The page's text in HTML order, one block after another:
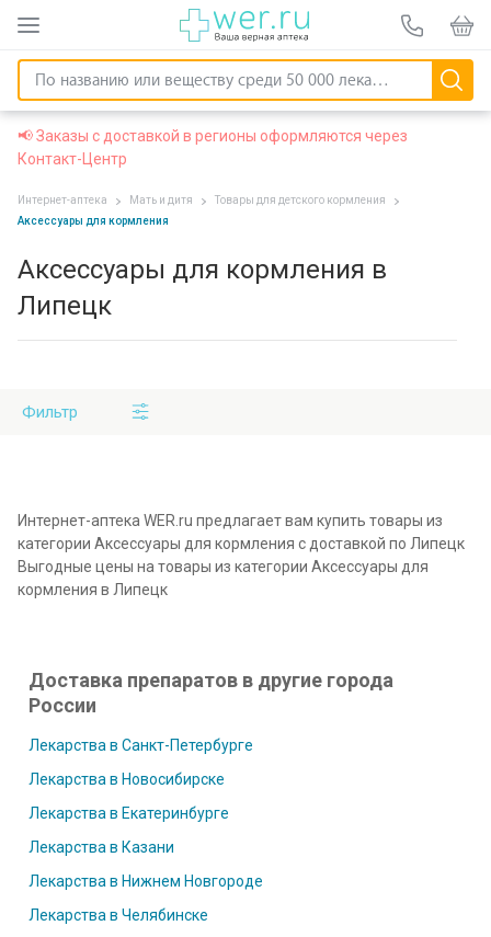
📢 Заказы с доставкой в регионы оформляются через
Контакт-Центр
Интернет-аптека Мать и дитя
Товары для детского кормления
Аксессуары для кормления
Аксессуары для кормления в
Липецк
Фильтр
Интернет-аптека WER.ru предлагает вам купить товары из
категории Аксессуары для кормления с доставкой по Липецк
Выгодные цены на товары из категории Аксессуары для
кормления в Липецк
Доставка препаратов в другие города
России
Лекарства в Санкт-Петербурге
Лекарства в Новосибирске
Лекарства в Екатеринбурге
Лекарства в Казани
Лекарства в Нижнем Новгороде
Лекарства в Челябинске